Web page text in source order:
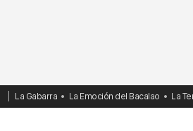
La Gabarra La Emoción del Bacalao La